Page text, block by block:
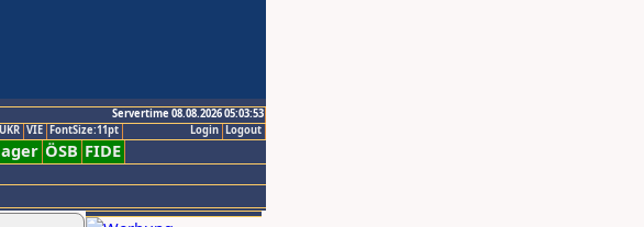
Servertime 08.08.2026 05:03:53
Logout
Login
UKR VIE FontSize:11pt
ÖSB FIDE